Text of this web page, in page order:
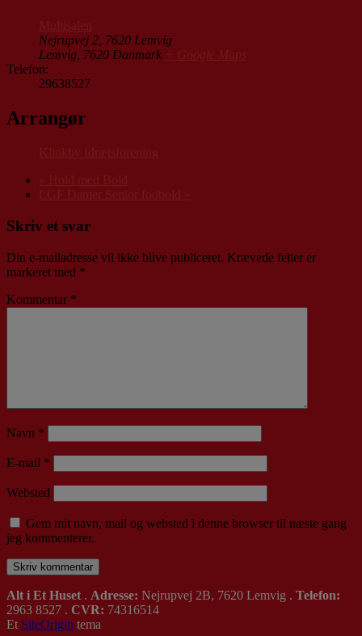
Nejrupvej 2, 7620 Lemvig
Lemvig, 7620 Danmark
Telefon:
29638527
Arrangør
Skriv et svar
Din e-mailadresse vil ikke blive publiceret. Krævede felter er
markeret med *
Kommentar *
Navn *
E-mail *
Websted
Gem mit navn, mail og websted i denne browser til næste gang
jeg kommenterer.
Alt i Et Huset . Adresse: Nejrupvej 2B, 7620 Lemvig . Telefon:
2963 8527 . CVR: 74316514
Et SiteOrigin tema